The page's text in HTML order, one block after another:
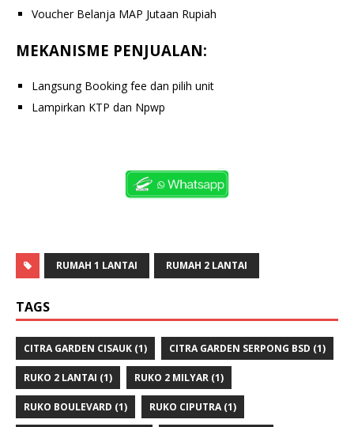
Voucher Belanja MAP Jutaan Rupiah
MEKANISME PENJUALAN:
Langsung Booking fee dan pilih unit
Lampirkan KTP dan Npwp
RUMAH 1 LANTAI RUMAH 2 LANTAI
TAGS
CITRA GARDEN CISAUK (1) CITRA GARDEN SERPONG BSD (1)
RUKO 2 LANTAI (1) RUKO 2 MILYAR (1)
RUKO BOULEVARD (1) RUKO CIPUTRA(1)